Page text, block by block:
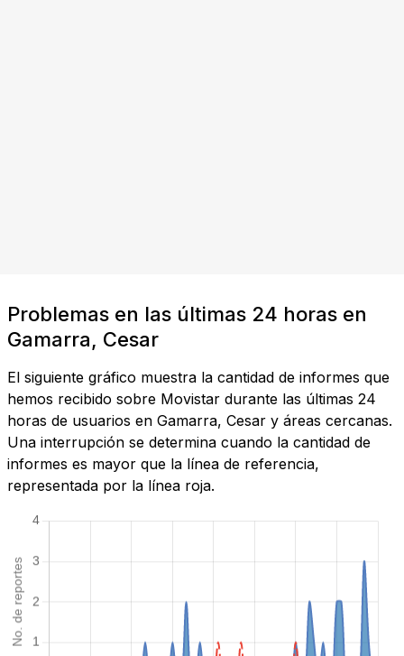
Problemas en las últimas 24 horas en
Gamarra, Cesar
El siguiente gráfico muestra la cantidad de informes que
hemos recibido sobre Movistar durante las últimas 24
horas de usuarios en Gamarra, Cesar y áreas cercanas.
Una interrupción se determina cuando la cantidad de
informes es mayor que la línea de referencia,
representada por la línea roja.